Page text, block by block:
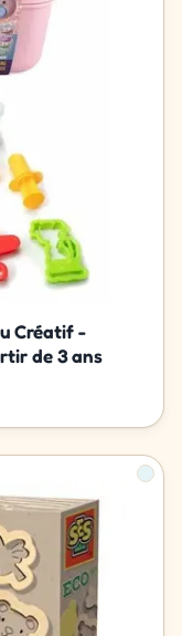
Créatif -
de 3 ans